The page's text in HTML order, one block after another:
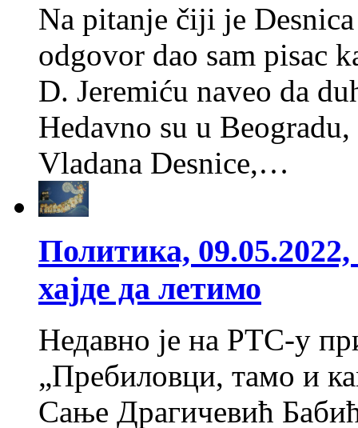
Na pitanje čiji je
odgovor dao sam pisac
D. Jeremiću naveo da
Неdavno su u
Vladana Desnice,…
Политика,
хајде да летимо
Недавно је на РТС-у
„Пребиловци, тамо и
Сање Драгичевић